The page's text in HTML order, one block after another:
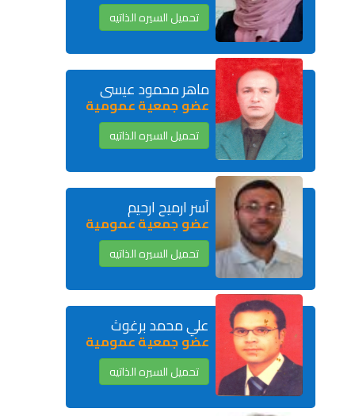
تحميل السيره الذاتيه
ماهر محمود عيسى
عضو جمعية عمومية
تحميل السيره الذاتيه
آسر ارميح ارحيم
عضو جمعية عمومية
تحميل السيره الذاتيه
علي محمد برغوث
عضو جمعية عمومية
تحميل السيره الذاتيه